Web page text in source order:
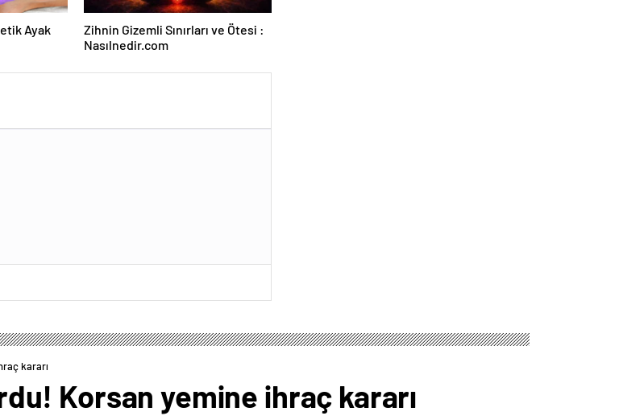
Ayak
Zihnin Gizemli Sınırları ve Ötesi :
Nasılnedir.com
kararı
Korsan yemine ihraç kararı